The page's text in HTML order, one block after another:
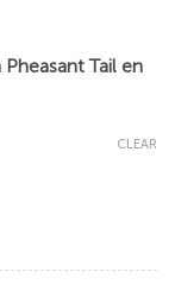
Tail en
CLEAR